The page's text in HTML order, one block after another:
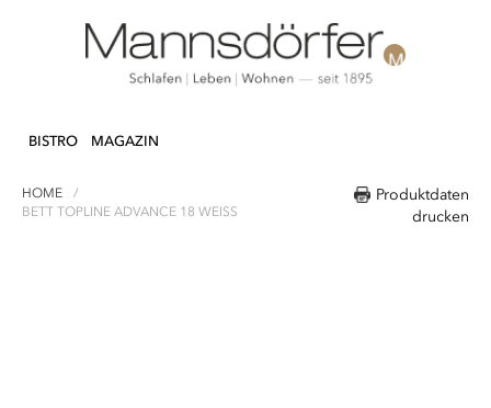
zum
BISTRO MAGAZIN
Produktdaten
drucken
HOME
BETT TOPLINE ADVANCE 18 WEISS